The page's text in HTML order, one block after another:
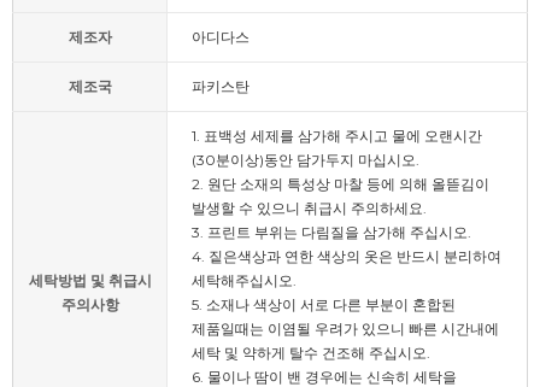
제조자 아디다스
제조국 파키스탄
세탁방법 및 취급시
주의사항
1. 표백성 세제를 삼가해 주시고 물에 오랜시간
(30분이상)동안 담가두지 마십시오.
2. 원단 소재의 특성상 마찰 등에 의해 올뜯김이
발생할 수 있으니 취급시 주의하세요.
3. 프린트 부위는 다림질을 삼가해 주십시오.
4. 짙은색상과 연한 색상의 옷은 반드시 분리하여
세탁해주십시오.
5. 소재나 색상이 서로 다른 부분이 혼합된
제품일때는 이염될 우려가 있으니 빠른 시간내에
세탁 및 약하게 탈수 건조해 주십시오.
6. 물이나 땀이 밴 경우에는 신속히 세탁을